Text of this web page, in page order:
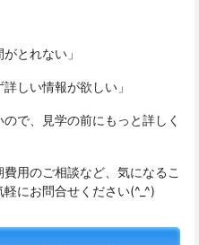
とれない」
しい情報が欲しい」
で、見学の前にもっと詳しく
用のご相談など、気になるこ
にお問合せください(^_^)